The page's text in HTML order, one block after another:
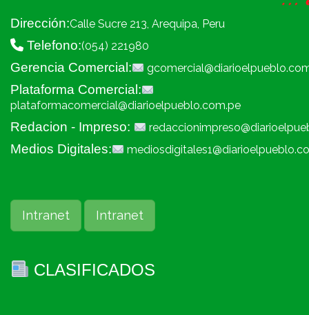
Dirección:Calle Sucre 213, Arequipa, Peru
Telefono:(054) 221980
Gerencia Comercial:
Plataforma Comercial:
plataformacomercial@diarioelpueblo.com.pe
Redacion - Impreso:
Medios Digitales:
Intranet Intranet
CLASIFICADOS